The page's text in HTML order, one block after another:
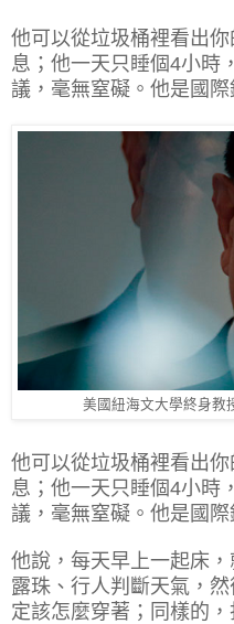
他可以從垃圾桶裡看出
息；他一天只睡個4小時
議，毫無窒礙。他是國際
美國紐海文大學終身教
他可以從垃圾桶裡看出
息；他一天只睡個4小時
議，毫無窒礙。他是國際
他說，每天早上一起床
露珠、行人判斷天氣，
定該怎麼穿著；同樣的